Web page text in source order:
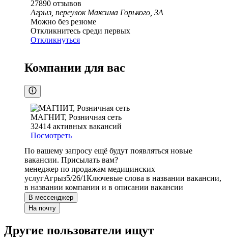
27890 отзывов
Агрыз, переулок Максима Горького, 3А
Можно без резюме
Откликнитесь среди первых
Откликнуться
Компании для вас
МАГНИТ, Розничная сеть
32414 активных вакансий
Посмотреть
По вашему запросу ещё будут появляться новые
вакансии. Присылать вам?
менеджер по продажам медицинских
услугАгрыз5/26/1Ключевые слова в названии вакансии,
в названии компании и в описании вакансии
В мессенджер
На почту
Другие пользователи ищут